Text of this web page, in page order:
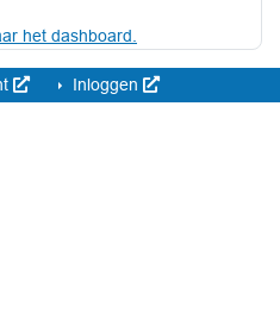
het dashboard.
Inloggen